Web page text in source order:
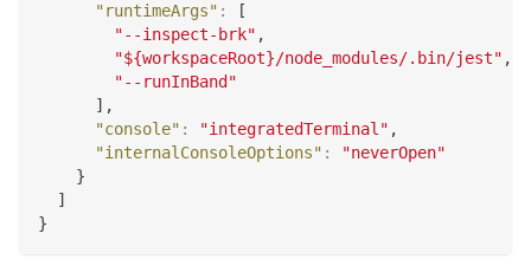
"runtimeArgs" :
[
"--inspect-brk" ,
"${workspaceRoot}/node_modules/.bin/jest" ,
"--runInBand"
] ,
"console" : "integratedTerminal" ,
"internalConsoleOptions" :
"neverOpen"
}
]
}